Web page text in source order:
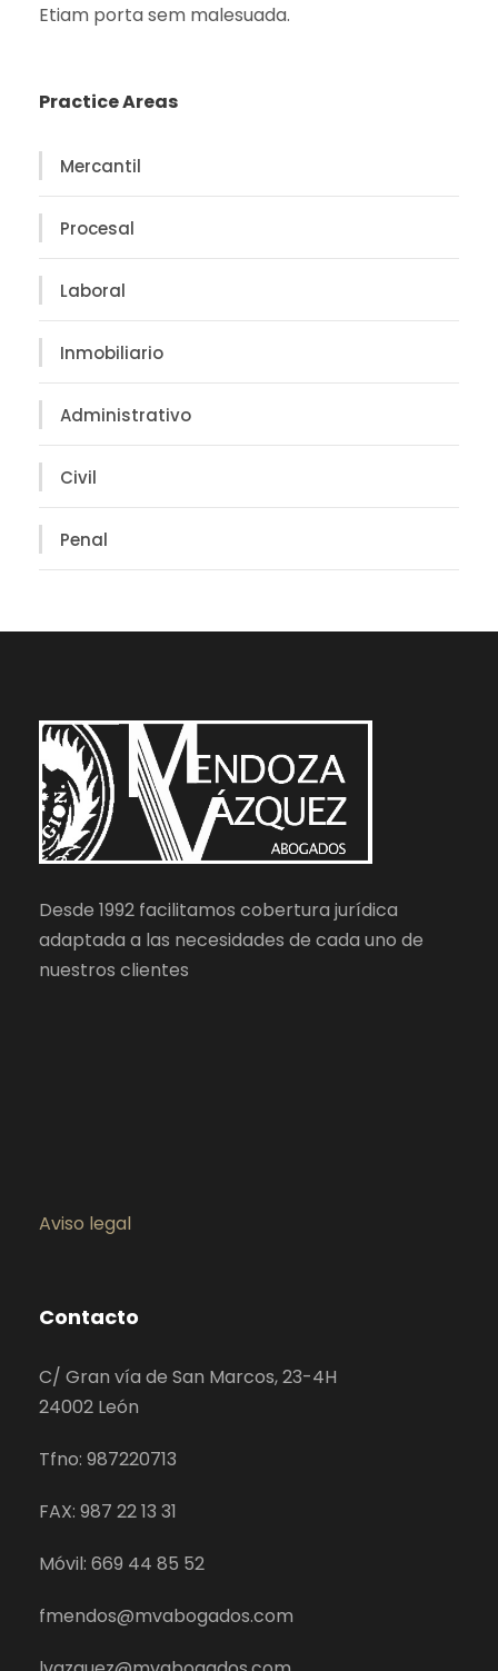
Etiam porta sem malesuada.
Practice Areas
Mercantil
Procesal
Laboral
Inmobiliario
Administrativo
Civil
Penal
Desde 1992 facilitamos cobertura jurídica
adaptada a las necesidades de cada uno de
nuestros clientes
Aviso legal
Contacto
C/ Gran vía de San Marcos, 23-4H
24002 León
Tfno: 987220713
FAX: 987 22 13 31
Móvil: 669 44 85 52
fmendos@mvabogados.com